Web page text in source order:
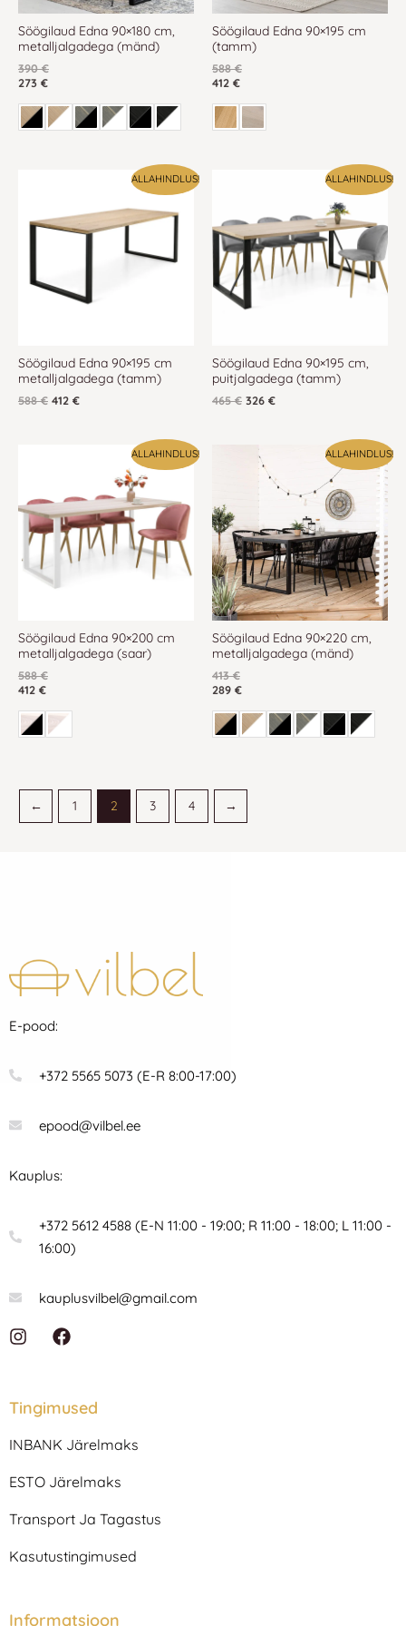
mõne vaasi või kandiku, pane alla ka pehmendus, et puitu mitte
kriipida. Nii kestab su tammepuidust või mõnest teisest
puitmaterjalist söögilaud pikki aastaid.
Söögilaud Edna 90×180 cm,
metalljalgadega (mänd)
390€
273 €
Söögilaud Edna 90×195 cm
(tamm)
588€
412 €
ALLAHINDLUS!
Söögilaud Edna 90×195 cm
metalljalgadega (tamm)
588 €.
588€
588 €.
412 €
ALLAHINDLUS!
Söögilaud Edna 90×195 cm,
puitjalgadega (tamm)
465 €.
465€
465 €.
326 €
ALLAHINDLUS!
Söögilaud Edna 90×200 cm
metalljalgadega (saar)
588€
412 €
ALLAHINDLUS!
Söögilaud Edna 90×220 cm,
metalljalgadega (mänd)
413€
289 €
← 1 2 3 4 →
E-pood:
+372 5565 5073 (E-R 8:00-17:00)
epood@vilbel.ee
Kauplus:
+372 5612 4588 (E-N 11:00 - 19:00; R 11:00 - 18:00; L 11:00 -
16:00)
kauplusvilbel@gmail.com
I
a
r
m
F
a
b
o
Tingimused
INBANK Järelmaks
ESTO Järelmaks
Transport Ja Tagastus
Kasutustingimused
Informatsioon